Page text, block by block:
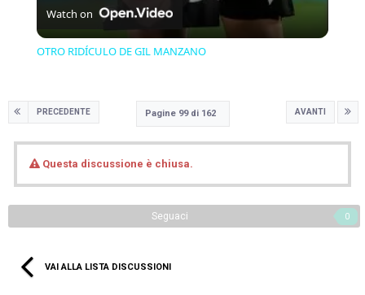
Watch on
OTRO RIDÍCULO DE GIL MANZANO
PRECEDENTE AVANTI
Pagine 99 di 162
Questa discussione è chiusa.
Seguaci 0
VAI ALLA LISTA DISCUSSIONI